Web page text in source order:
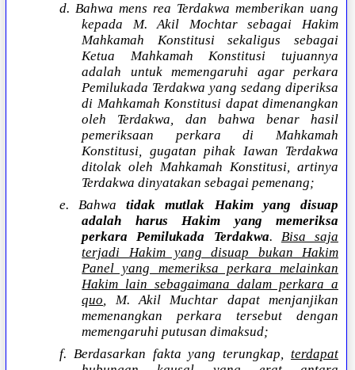
d. Bahwa mens rea Terdakwa memberikan uang
kepada M. Akil Mochtar sebagai Hakim
Mahkamah Konstitusi sekaligus sebagai
Ketua Mahkamah Konstitusi tujuannya
adalah untuk memengaruhi agar perkara
Pemilukada Terdakwa yang sedang diperiksa
di Mahkamah Konstitusi dapat dimenangkan
oleh Terdakwa, dan bahwa benar hasil
pemeriksaan perkara di Mahkamah
Konstitusi, gugatan pihak Iawan Terdakwa
ditolak oleh Mahkamah Konstitusi, artinya
Terdakwa dinyatakan sebagai pemenang;
e. Bahwatidak mutlak Hakim yang disuap
adalah harus Hakim yang memeriksa
perkara Pemilukada Terdakwa. Bisa saja
terjadi Hakim yang disuap bukan Hakim
Panel yang memeriksa perkara melainkan
Hakim lain sebagaimana dalam perkara a
quo, M. Akil Muchtar dapat menjanjikan
memenangkan perkara tersebut dengan
memengaruhi putusan dimaksud;
f. Berdasarkan fakta yang terungkap, terdapat